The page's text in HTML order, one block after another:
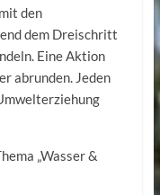
den
dem Dreischritt
Eine Aktion
abrunden. Jeden
„Wasser &